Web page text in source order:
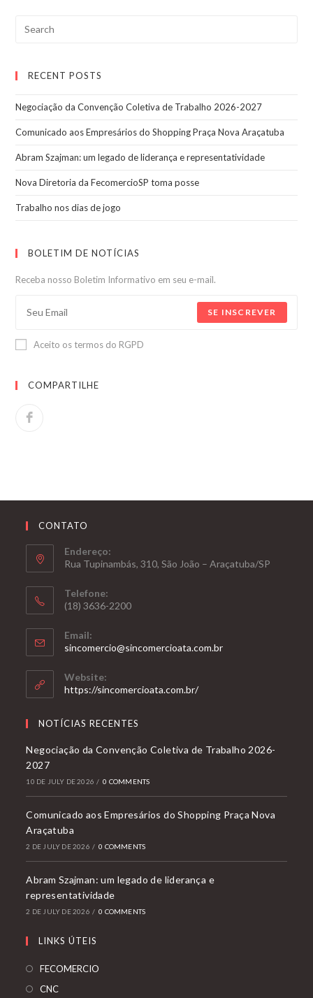
RECENT POSTS
Negociação da Convenção Coletiva de Trabalho 2026-2027
Comunicado aos Empresários do Shopping Praça Nova Araçatuba
Abram Szajman: um legado de liderança e representatividade
Nova Diretoria da FecomercioSP toma posse
Trabalho nos dias de jogo
BOLETIM DE NOTÍCIAS
Receba nosso Boletim Informativo em seu e-mail.
SE INSCREVER
Aceito os termos do RGPD
COMPARTILHE
CONTATO
Endereço:
Rua Tupinambás, 310, São João – Araçatuba/SP
Telefone:
(18) 3636-2200
Email:
sincomercio@sincomercioata.com.br
Website:
https://sincomercioata.com.br/
NOTÍCIAS RECENTES
Negociação da Convenção Coletiva de Trabalho 2026-
2027
10 DE JULY DE 2026 / 0 COMMENTS
Comunicado aos Empresários do Shopping Praça Nova
Araçatuba
2 DE JULY DE 2026 / 0 COMMENTS
Abram Szajman: um legado de liderança e
representatividade
2 DE JULY DE 2026 / 0 COMMENTS
LINKS ÚTEIS
FECOMERCIO
CNC